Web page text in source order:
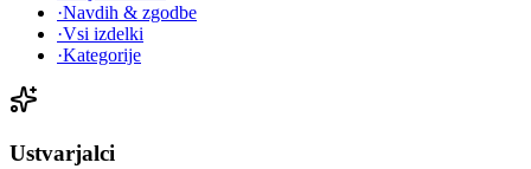
·Navdih & zgodbe
·Vsi izdelki
·Kategorije
Ustvarjalci